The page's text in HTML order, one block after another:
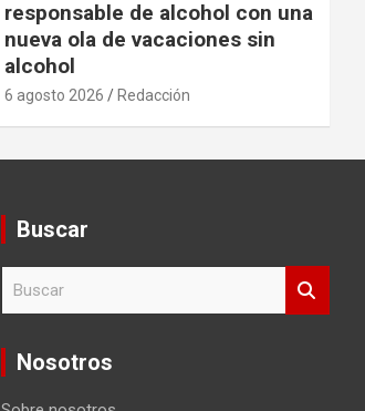
responsable de alcohol con una
nueva ola de vacaciones sin
alcohol
6 agosto 2026 Redacción
Buscar
c
Nosotros